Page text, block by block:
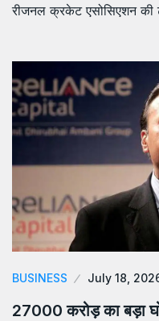
रीजनल क्रकेट एसोसिएशन की
BUSINESS July 18,
27000 करोड़ का बड़ा